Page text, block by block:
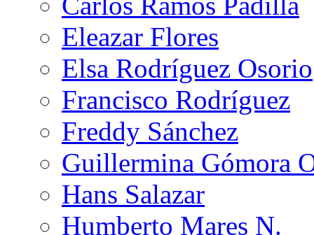
Eleazar Flores
Elsa Rodríguez Osorio
Francisco Rodríguez
Freddy Sánchez
Guillermina Gómora
Hans Salazar
Humberto Mares N.